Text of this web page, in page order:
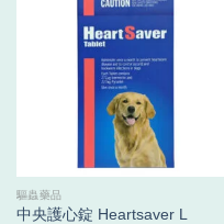
驅蟲藥品
中央護心錠 Heartsaver L